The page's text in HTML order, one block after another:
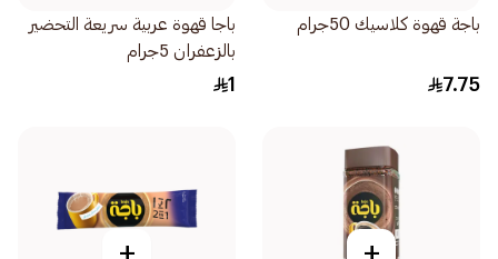
باجة قهوة كلاسيك 50جرام
7.75
باجا قهوة عربية سريعة التحضير
بالزعفران 5جرام
1